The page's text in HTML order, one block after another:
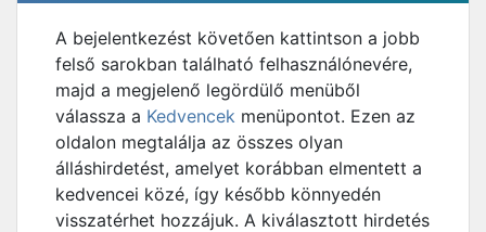
A bejelentkezést követően kattintson a jobb
felső sarokban található felhasználónevére,
majd a megjelenő legördülő menüből
válassza a Kedvencek menüpontot. Ezen az
oldalon megtalálja az összes olyan
álláshirdetést, amelyet korábban elmentett a
kedvencei közé, így később könnyedén
visszatérhet hozzájuk. A kiválasztott hirdetés